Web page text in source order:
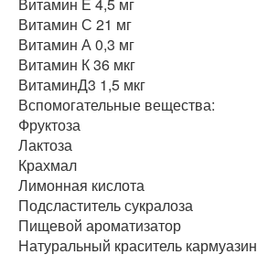
Витамин С 21 мг
Витамин А 0,3 мг
Витамин К 36 мкг
ВитаминД3 1,5 мкг
Вспомогательные вещества:
Фруктоза
Лактоза
Крахмал
Лимонная кислота
Подсластитель сукралоза
Пищевой ароматизатор
Натуральный краситель кармуазин